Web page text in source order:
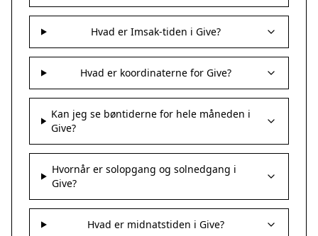
Hvad er Imsak-tiden i Give?
Hvad er koordinaterne for Give?
Kan jeg se bøntiderne for hele måneden i
Give?
Hvornår er solopgang og solnedgang i
Give?
Hvad er midnatstiden i Give?